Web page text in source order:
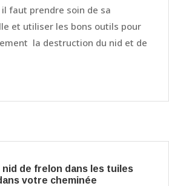
faut prendre soin de sa
et utiliser les bons outils pour
la destruction du nid et de
de frelon dans les tuiles
votre cheminée